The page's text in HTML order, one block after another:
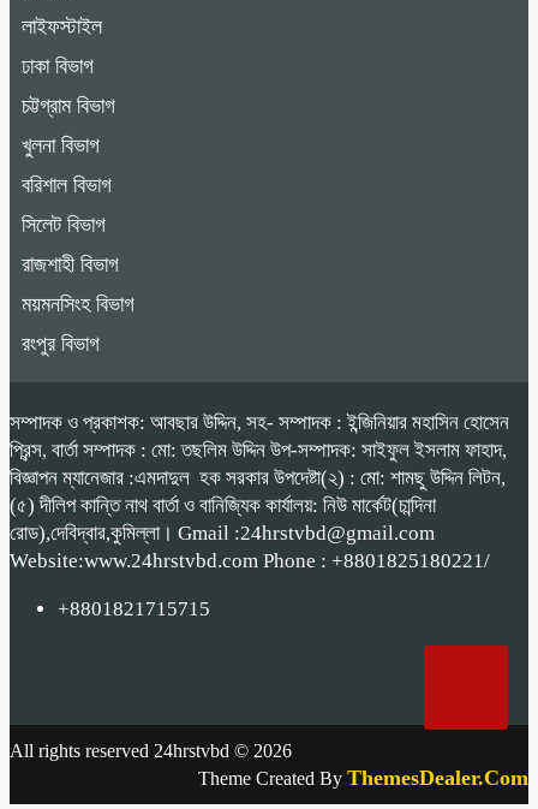
লাইফস্টাইল
ঢাকা বিভাগ
চট্টগ্রাম বিভাগ
খুলনা বিভাগ
বরিশাল বিভাগ
সিলেট বিভাগ
রাজশাহী বিভাগ
ময়মনসিংহ বিভাগ
রংপুর বিভাগ
সম্পাদক ও প্রকাশক: আবছার উদ্দিন, সহ- সম্পাদক : ইন্জিনিয়ার মহাসিন হোসেন
প্রিন্স, বার্তা সম্পাদক : মো: তছলিম উদ্দিন উপ-সম্পাদক: সাইফুল ইসলাম ফাহাদ,
বিজ্ঞাপন ম্যানেজার :এমদাদুল হক সরকার উপদেষ্টা(২) : মো: শামছু উদ্দিন লিটন,
(৫) দীলিপ কান্তি নাথ বার্তা ও বানিজ্যিক কার্যালয়: নিউ মার্কেট(চান্দিনা
রোড),দেবিদ্বার,কুমিল্লা। Gmail :24hrstvbd@gmail.com
Website:www.24hrstvbd.com Phone : +8801825180221/
+8801821715715
All rights reserved 24hrstvbd © 2026
Theme Created By ThemesDealer.Com